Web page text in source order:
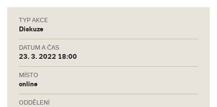
TYP AKCE
Diskuze
DATUM A ČAS
23. 3. 2022 18:00
MÍSTO
online
ODDĚLENÍ